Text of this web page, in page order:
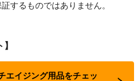
するものではありません。
エイジング用品をチェッ